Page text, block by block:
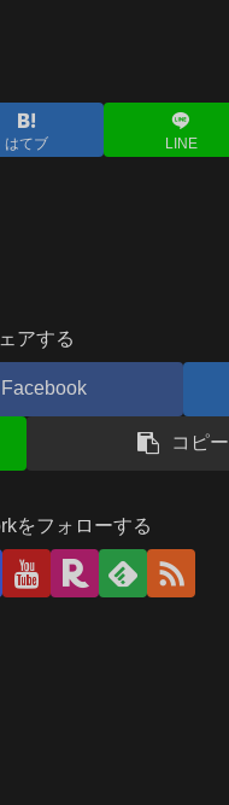
はてブ LINE
アする
Facebook
コピー
をフォローする